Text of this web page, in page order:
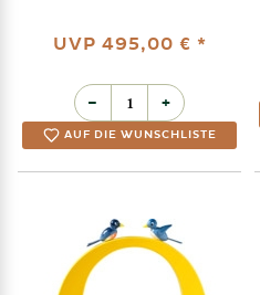
UVP 495,00 € *
− +
AUF DIE WUNSCHLISTE